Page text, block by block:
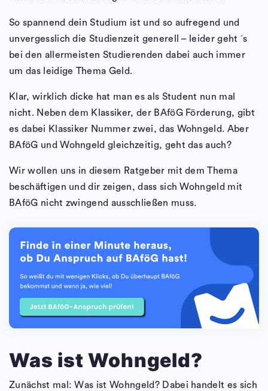
So spannend dein Studium ist und so aufregend und
unvergesslich die Studienzeit generell – leider geht ´s
bei den allermeisten Studierenden dabei auch immer
um das leidige Thema Geld.
Klar, wirklich dicke hat man es als Student nun mal
nicht. Neben dem Klassiker, der BAföG Förderung, gibt
es dabei Klassiker Nummer zwei, das Wohngeld. Aber
BAföG und Wohngeld gleichzeitig, geht das auch?
Wir wollen uns in diesem Ratgeber mit dem Thema
beschäftigen und dir zeigen, dass sich Wohngeld mit
BAföG nicht zwingend ausschließen muss.
Was ist Wohngeld?
Zunächst mal: Was ist Wohngeld? Dabei handelt es sich